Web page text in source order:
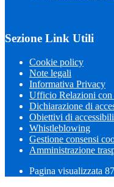
Sezione Link Utili
Cookie policy
Note legali
Informativa Privacy
Ufficio Relazioni
Dichiarazione di
Obiettivi di
Whistleblowing
Gestione consensi
Amministrazione
Pagina visualizzata